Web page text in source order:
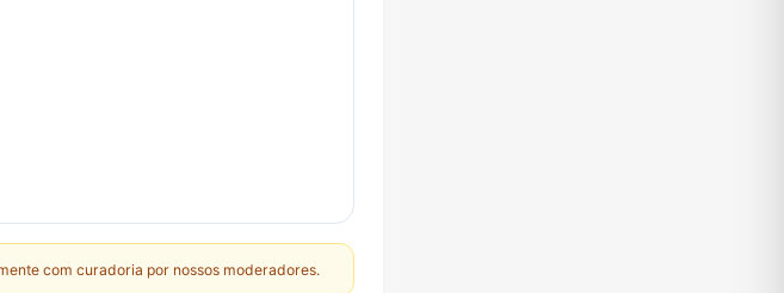
com curadoria por nossos moderadores.